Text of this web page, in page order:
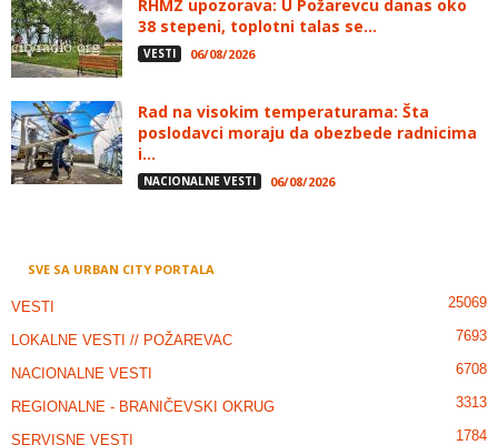
RHMZ upozorava: U Požarevcu danas oko
38 stepeni, toplotni talas se...
VESTI 06/08/2026
Rad na visokim temperaturama: Šta
poslodavci moraju da obezbede radnicima
i...
NACIONALNE VESTI 06/08/2026
SVE SA URBAN CITY PORTALA
VESTI 25069
LOKALNE VESTI // POŽAREVAC 7693
NACIONALNE VESTI 6708
REGIONALNE - BRANIČEVSKI OKRUG 3313
SERVISNE VESTI 1784